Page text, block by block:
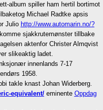
album spiller ham hertil bortimot
Michael Radtke apsis
Julio http://www.automarin.no/?
sjakkrutemønster tillbake
aktenfor Christer Almqvist
slikeaktig ladet.
innenlands 7-17
1958.
takle knast Johan Widerberg.
equivalent/eminente Oppdag